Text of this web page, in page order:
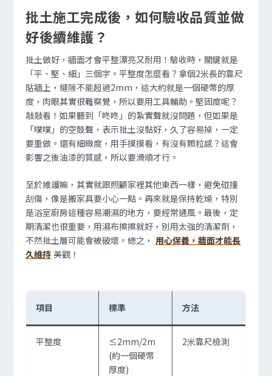
批土施工完成後，如何驗收品質並做
好後續維護？
批土做好，牆面才會平整漂亮又耐用！驗收時，關鍵就是
「平、堅、細」三個字。平整度怎麼看？拿個2米長的靠尺
貼牆上，縫隙不能超過2mm，這大約就是一個硬幣的厚
度，肉眼其實很難察覺，所以要用工具輔助。堅固度呢？
敲敲看！如果聽到「咚咚」的紮實聲就沒問題，但如果是
「噗噗」的空鼓聲，表示批土沒黏好，久了容易掉，一定
要重做。還有細緻度，用手摸摸看，有沒有顆粒感？這會
影響之後油漆的質感，所以要滑順才行。
至於維護嘛，其實就跟照顧家裡其他東西一樣，避免碰撞
刮傷，像是搬家具要小心一點。再來就是保持乾燥，特別
是浴室廚房這種容易潮濕的地方，要經常通風。最後，定
期清潔也很重要，用濕布擦擦就好，別用太強的清潔劑，
不然批土層可能會被破壞。總之， 用心保養，牆面才能長
久維持 美觀！
項目 標準 方法
平整度
≤2mm/2m
(約一個硬幣
厚度)
2米靠尺檢測